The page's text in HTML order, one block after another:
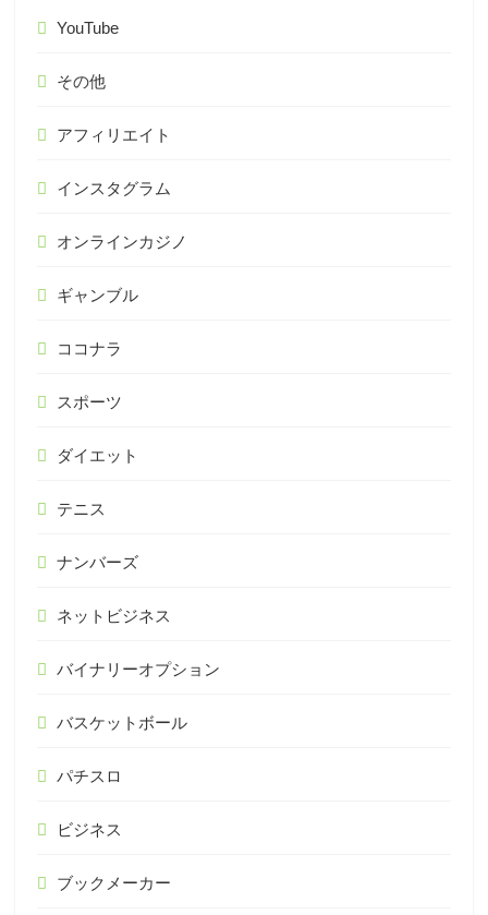
YouTube
その他
アフィリエイト
インスタグラム
オンラインカジノ
ギャンブル
ココナラ
スポーツ
ダイエット
テニス
ナンバーズ
ネットビジネス
バイナリーオプション
バスケットボール
パチスロ
ビジネス
ブックメーカー